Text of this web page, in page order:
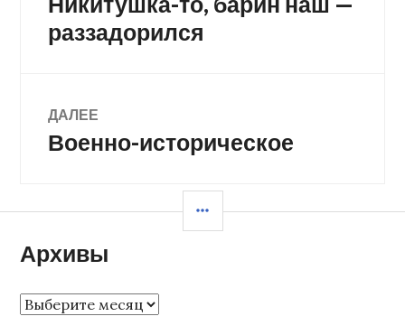
по
раззадорился
ДАЛЕЕ
Следующая
Военно-историческое
КОЛОНКА
Архивы
Архивы